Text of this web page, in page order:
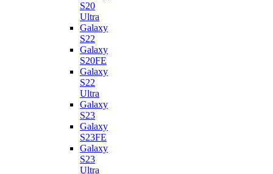
S20
Ultra
Galaxy
S22
Galaxy
S20FE
Galaxy
S22
Ultra
Galaxy
S23
Galaxy
S23FE
Galaxy
S23
Ultra